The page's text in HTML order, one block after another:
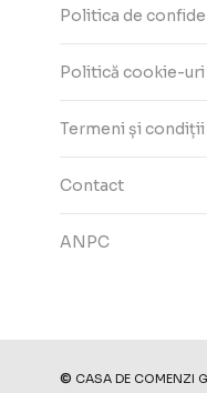
Politica de
Politică cookie-uri
Termeni și condiții
Contact
ANPC
© CASA DE COMENZI